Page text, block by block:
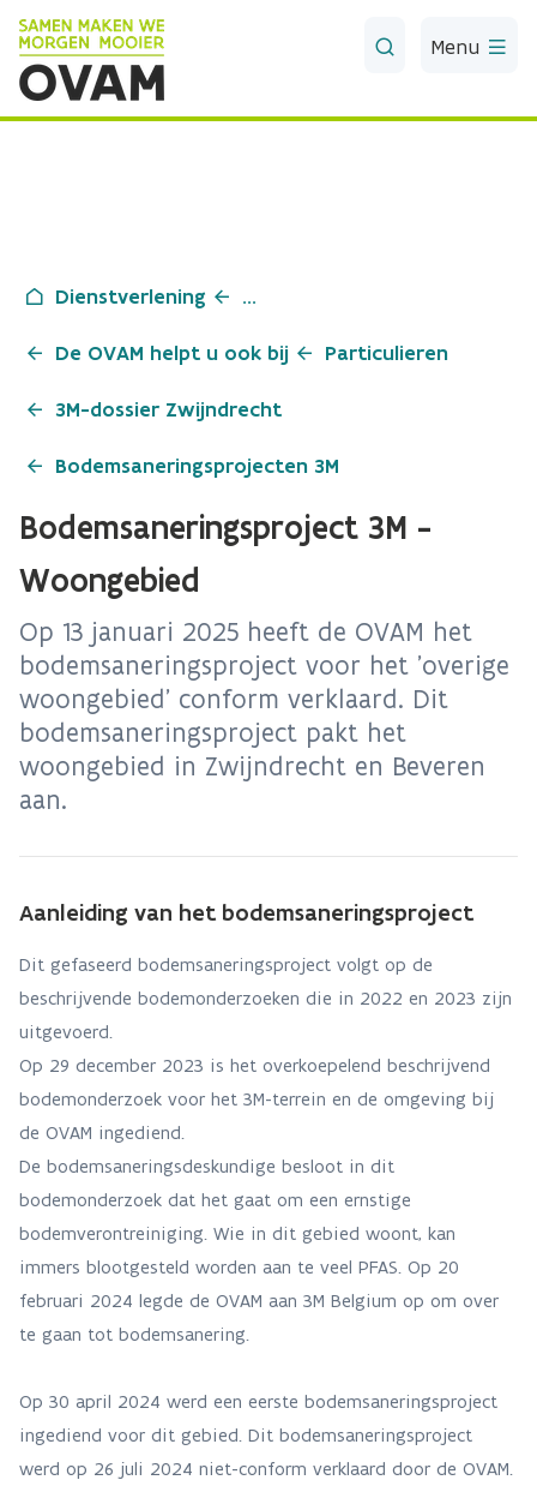
Skip to Main Content
Menu
Dienstverlening ...
De OVAM helpt u ook bij Particulieren
3M-dossier Zwijndrecht
Bodemsaneringsprojecten 3M
Bodemsaneringsproject 3M -
Woongebied
Op 13 januari 2025 heeft de OVAM het
bodemsaneringsproject voor het 'overige
woongebied' conform verklaard. Dit
bodemsaneringsproject pakt het
woongebied in Zwijndrecht en Beveren
aan.
Aanleiding van het bodemsaneringsproject
Dit gefaseerd bodemsaneringsproject volgt op de
beschrijvende bodemonderzoeken die in 2022 en 2023 zijn
uitgevoerd.
Op 29 december 2023 is het overkoepelend beschrijvend
bodemonderzoek voor het 3M-terrein en de omgeving bij
de OVAM ingediend.
De bodemsaneringsdeskundige besloot in dit
bodemonderzoek dat het gaat om een ernstige
bodemverontreiniging. Wie in dit gebied woont, kan
immers blootgesteld worden aan te veel PFAS. Op 20
februari 2024 legde de OVAM aan 3M Belgium op om over
te gaan tot bodemsanering.
Op 30 april 2024 werd een eerste bodemsaneringsproject
ingediend voor dit gebied. Dit bodemsaneringsproject
werd op 26 juli 2024 niet-conform verklaard door de OVAM.